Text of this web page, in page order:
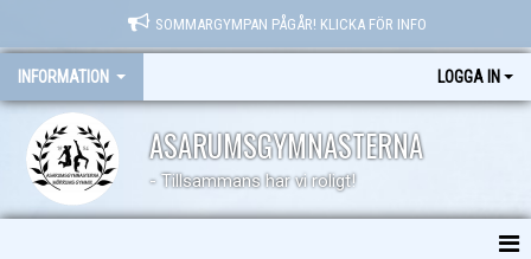
SOMMARGYMPAN PÅGÅR! KLICKA FÖR INFO
INFORMATION LOGGA IN
ASARUMSGYMNASTERNA
- Tillsammans har vi roligt!